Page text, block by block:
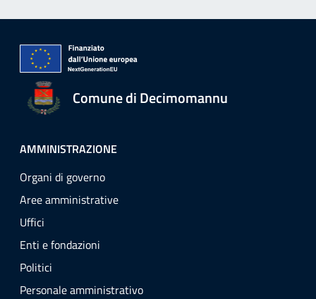
Comune di Decimomannu
AMMINISTRAZIONE
Organi di governo
Aree amministrative
Uffici
Enti e fondazioni
Politici
Personale amministrativo